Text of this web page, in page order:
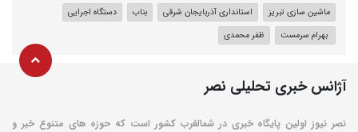
ماشین سازی تبریز
استانداری آذربایجان شرقی بناب
دستگاه اجرایی
بهرام سرمست
ظفر محمدی
آژانس خبری تحلیلی نصر
نصر نیوز اولین پایگاه خبری در شمالغرب کشور است که حوزه های متنوع خبر و